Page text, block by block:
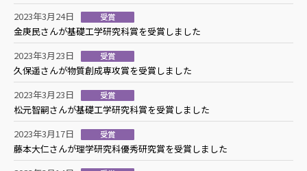
2023年3月24日
受賞
金庚民さんが基礎工学研究科賞を受賞しました
2023年3月23日
受賞
久保遥さんが物質創成専攻賞を受賞しました
2023年3月23日
受賞
松元智嗣さんが基礎工学研究科賞を受賞しました
2023年3月17日
受賞
藤本大仁さんが理学研究科優秀研究賞を受賞しました